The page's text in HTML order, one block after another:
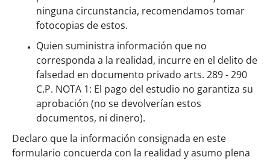
ninguna circunstancia, recomendamos tomar
fotocopias de estos.
Quien suministra información que no
corresponda a la realidad, incurre en el delito de
falsedad en documento privado arts. 289 - 290
C.P. NOTA 1: El pago del estudio no garantiza su
aprobación (no se devolverían estos
documentos, ni dinero).
Declaro que la información consignada en este
formulario concuerda con la realidad y asumo plena